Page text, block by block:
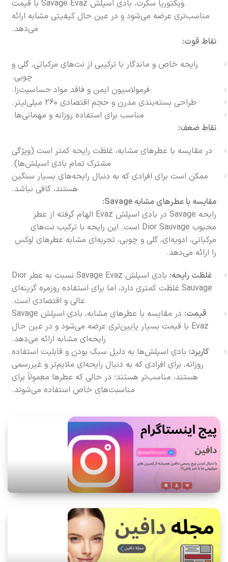
ویکتوریا سکرت، بادی اسپلش Savage Evaz با قیمت
مناسب‌تری عرضه می‌شود و در عین حال کیفیتی مشابه ارائه
می‌دهد.
نقاط قوت:
رایحه خاص و ماندگار با ترکیبی از نت‌های مرکباتی، گلی و
چوبی.
فرمولاسیون ایمن و فاقد مواد حساسیت‌زا.
طراحی بسته‌بندی مدرن و حجم اقتصادی 260 میلی‌لیتر.
مناسب برای استفاده روزانه و مهمانی‌ها.
نقاط ضعف:
در مقایسه با عطرهای مشابه، غلظت رایحه کمتر است (ویژگی
مشترک تمام بادی اسپلش‌ها).
ممکن است برای افرادی که به دنبال رایحه‌های بسیار سنگین
هستند، کافی نباشد.
مقایسه با عطرهای مشابه Savage:
رایحه Savage در بادی اسپلش Evaz الهام گرفته از عطر
محبوب Dior Sauvage است. این رایحه با ترکیب نت‌های
مرکباتی، ادویه‌ای، گلی و چوبی، تجربه‌ای مشابه عطرهای لوکس
را ارائه می‌دهد.
غلظت رایحه:
بادی اسپلش Savage Evaz نسبت به عطر Dior
Sauvage غلظت کمتری دارد، اما برای استفاده روزمره گزینه‌ای
عالی و اقتصادی است.
قیمت:
در مقایسه با عطرهای مشابه، بادی اسپلش Savage
Evaz با قیمت بسیار پایین‌تری عرضه می‌شود و در عین حال
رایحه‌ای مشابه ارائه می‌دهد.
کاربرد: بادی اسپلش‌ها به دلیل سبک بودن و قابلیت استفاده
روزانه، برای افرادی که به دنبال رایحه‌ای ملایم‌تر و غیررسمی
هستند، مناسب‌تر هستند؛ در حالی که عطرها معمولاً برای
مناسبت‌های خاص استفاده می‌شوند.